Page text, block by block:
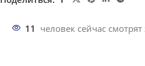
11 человек сейчас смотрят